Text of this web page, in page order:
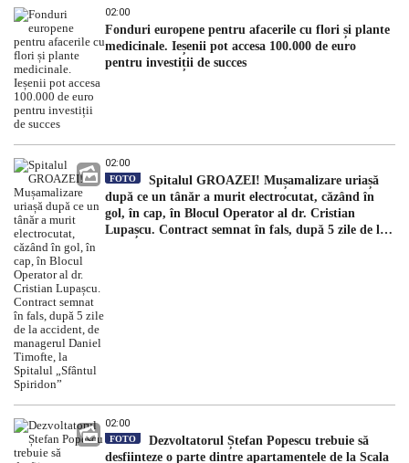
02:00
Fonduri europene pentru afacerile cu flori și plante
medicinale. Ieșenii pot accesa 100.000 de euro
pentru investiții de succes
02:00
FOTO
Spitalul GROAZEI! Mușamalizare uriașă
după ce un tânăr a murit electrocutat, căzând în
gol, în cap, în Blocul Operator al dr. Cristian
Lupașcu. Contract semnat în fals, după 5 zile de la
02:00
FOTO
Dezvoltatorul Ștefan Popescu trebuie să
desființeze o parte dintre apartamentele de la Scala